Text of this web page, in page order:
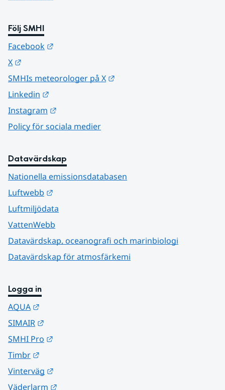
Följ SMHI
Facebook
X
SMHIs meteorologer på X
Linkedin
Instagram
Policy för sociala medier
Datavärdskap
Nationella emissionsdatabasen
Luftwebb
Luftmiljödata
VattenWebb
Datavärdskap, oceanografi och marinbiologi
Datavärdskap för atmosfärkemi
Logga in
AQUA
SIMAIR
SMHI Pro
Timbr
Vinterväg
Väderlarm